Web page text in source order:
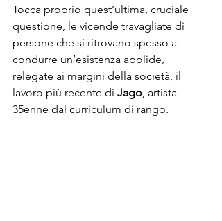
Tocca proprio quest’ultima, cruciale
questione, le vicende travagliate di
persone che si ritrovano spesso a
condurre un’esistenza apolide,
relegate ai margini della società, il
lavoro più recente di Jago, artista
35enne dal curriculum di rango.